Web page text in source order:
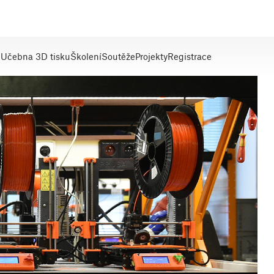
Učebna 3D tiskuŠkoleníSoutěžeProjektyRegistrace